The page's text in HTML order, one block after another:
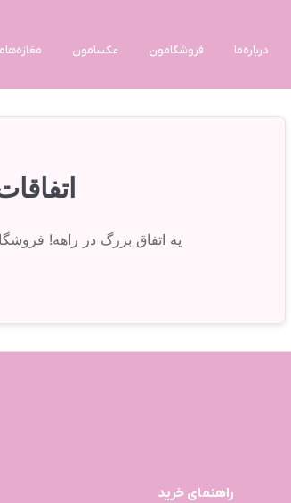
درباره‌ما فروشگامون عکسامون
یه اتفاق بزرگ در راهه!
راهنمای خرید